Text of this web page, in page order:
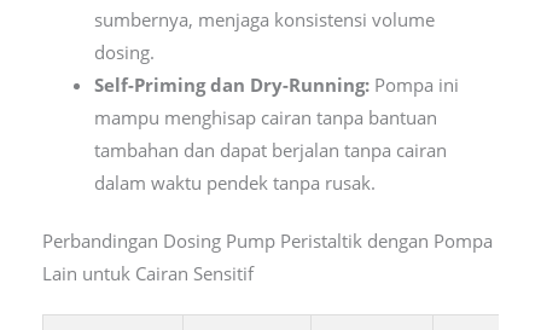
sumbernya, menjaga konsistensi volume
dosing.
Self-Priming dan Dry-Running: Pompa ini
mampu menghisap cairan tanpa bantuan
tambahan dan dapat berjalan tanpa cairan
dalam waktu pendek tanpa rusak.
Perbandingan Dosing Pump Peristaltik dengan Pompa
Lain untuk Cairan Sensitif